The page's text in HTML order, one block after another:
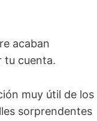
acaban
tu cuenta.
muy útil de los
sorprendentes